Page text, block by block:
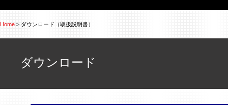
Home > ダウンロード（取扱説明書）
ダウンロード